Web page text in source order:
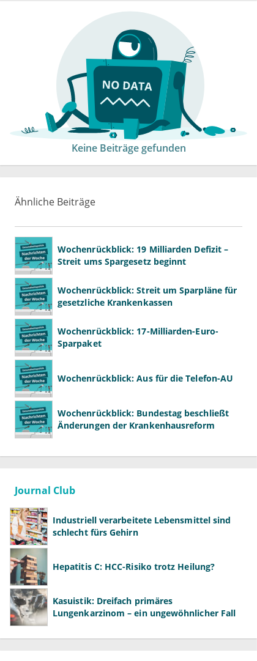
Keine Beiträge gefunden
Ähnliche Beiträge
Wochenrückblick: 19 Milliarden Defizit –
Streit ums Spargesetz beginnt
Wochenrückblick: Streit um Sparpläne für
gesetzliche Krankenkassen
Wochenrückblick: 17-Milliarden-Euro-
Sparpaket
Wochenrückblick: Aus für die Telefon-AU
Wochenrückblick: Bundestag beschließt
Änderungen der Krankenhausreform
Journal Club
Industriell verarbeitete Lebensmittel sind
schlecht fürs Gehirn
Hepatitis C: HCC-Risiko trotz Heilung?
Kasuistik: Dreifach primäres
Lungenkarzinom – ein ungewöhnlicher Fall